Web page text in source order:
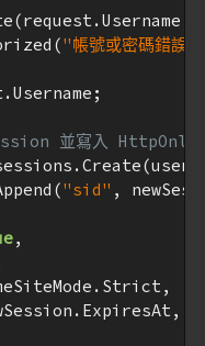
"帳號或密碼錯誤"
並寫入 HttpOnly
"sid" ,
,